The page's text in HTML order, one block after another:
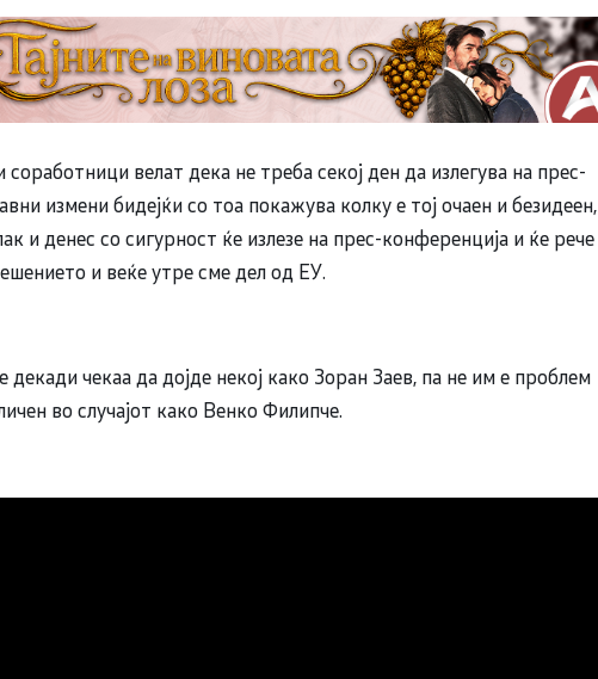
велат дека не треба секој ден да излегува на прес-
измени бидејќи со тоа покажува колку е тој очаен и безидеен,
и денес со сигурност ќе излезе на прес-конференција и ќе рече
и веќе утре сме дел од ЕУ.
декади чекаа да дојде некој како Зоран Заев, па не им е проблем
во случајот како Венко Филипче.